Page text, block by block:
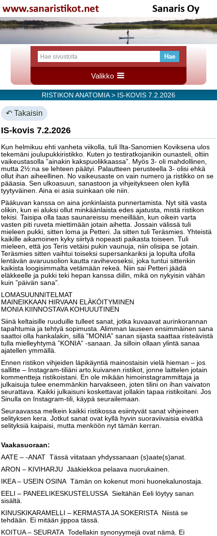
Valikko
RISTIKON ANATOMIA> IS-KOVIS 7.2.2026
↶ Takaisin
IS-kovis 7.2.2026
Kun helmikuu ehti vanheta viikolla, tuli Ilta-Sanomien Koviksena ulos
tekemäni joulupukkiristikko. Kuten jo testiratkojanikin ounasteli, oltiin
vaikeustasolla ”ainakin kakspuolikkaassa”. Myös 3- oli mahdollinen,
mutta 2½:na se lehteen päätyi. Palautteen perusteella 3- olisi ehkä
ollut ihan aiheellinen. No vaikeusaste on vain numero ja ristikko on se
pääasia. Sen ulkoasuun, sanastoon ja vihjeitykseen olen kyllä
tyytyväinen. Aina ei asia suinkaan ole niin.
Pääkuvan kanssa on aina jonkinlaista punnertamista. Nyt sitä vasta
olikin, kun ei aluksi ollut minkäänlaista edes ajatusta, mistä ristikon
tekisi. Taisipa olla taas saunareissu meneillään, kun oikein varta
vasten piti ruveta miettimään jotain aihetta. Jossain välissä tuli
mieleen pukki, sitten loma ja Petteri. Ja sitten tuli Teräsmies. Yhteistä
kaikille aikamoinen kyky siirtyä nopeasti paikasta toiseen. Tuli
mieleen, että jos Teris vetäisi pukin vaunuja, niin olisipa se jotain.
Teräsmies sitten vaihtui toiseksi supersankariksi ja lopulta ufolla
lentävän avaruusolion kautta ravihevoseksi, joka tuntui sittenkin
kaikista loogisimmalta vetämään rekeä. Niin sai Petteri jäädä
eläkkeelle ja pukki teki hepan kanssa diilin, mikä on nykyisin vähän
kuin ”päivän sana”.
LOMASUUNNITELMAT
MAINEIKKAAN HIRVAAN ELÄKÖITYMINEN
MONIA KIINNOSTAVA KOHUUUTINEN
Siinä keltaisille ruuduille tulleet sanat, jotka kuvaavat aurinkorannan
tapahtumia ja tehtyä sopimusta. Alimman lauseen ensimmäinen sana
saattoi olla hankalakin, sillä ”MONIA” sanan sijasta saattaa risteävistä
tulla mielleyhtymä ”KONIA” -sanaan. Ja silloin ollaan ylintä sanaa
ajatellen ymmällä.
Ennen ristikon vihjeiden läpikäyntiä mainostaisin vielä hieman – jos
sallitte – Instagram-tiliäni arto.kuivanen.ristikot, jonne laittelen jotain
kommentteja ristikoistani. En ole mikään himoinstagrammittaja ja
julkaisuja tulee enemmänkin harvakseen, joten tilini on ihan vaivaton
seurattava. Kaikki julkaisuni koskettavat jollakin tapaa ristikoitani. Jos
Sinulla on Instagram-tili, käypä seurailemaan.
Seuraavassa melkein kaikki ristikossa esiintyvät sanat vihjeineen
selityksen kera. Jotkut sanat ovat kyllä hyvin suoraviivaisia eivätkä
selityksiä kaipaisi, mutta menköön nyt tämän kerran.
Vaakasuoraan:
AATE – -ANAT Tässä viitataan yhdyssanaan (s)aate(s)anat.
ARON – KIVIHARJU Jääkiekkoa pelaava nuorukainen.
IKEA – USEIN OSINA Tämän on kokenut moni huonekalunostaja.
EELI – PANEELIKESKUSTELUSSA Sieltähän Eeli löytyy sanan
sisältä.
KINUSKIKARAMELLI – KERMASTA JA SOKERISTA Niistä se
tehdään. Ei mitään jippoa tässä.
KOITUA – SEURATA Todellakin synonyymejä ovat nämä. Ei